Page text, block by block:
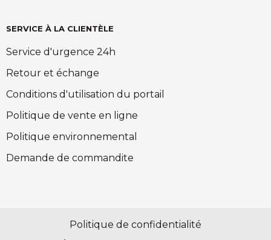
SERVICE À LA CLIENTÈLE
Service d'urgence 24h
Retour et échange
Conditions d'utilisation du portail
Politique de vente en ligne
Politique environnemental
Demande de commandite
Politique de confidentialité